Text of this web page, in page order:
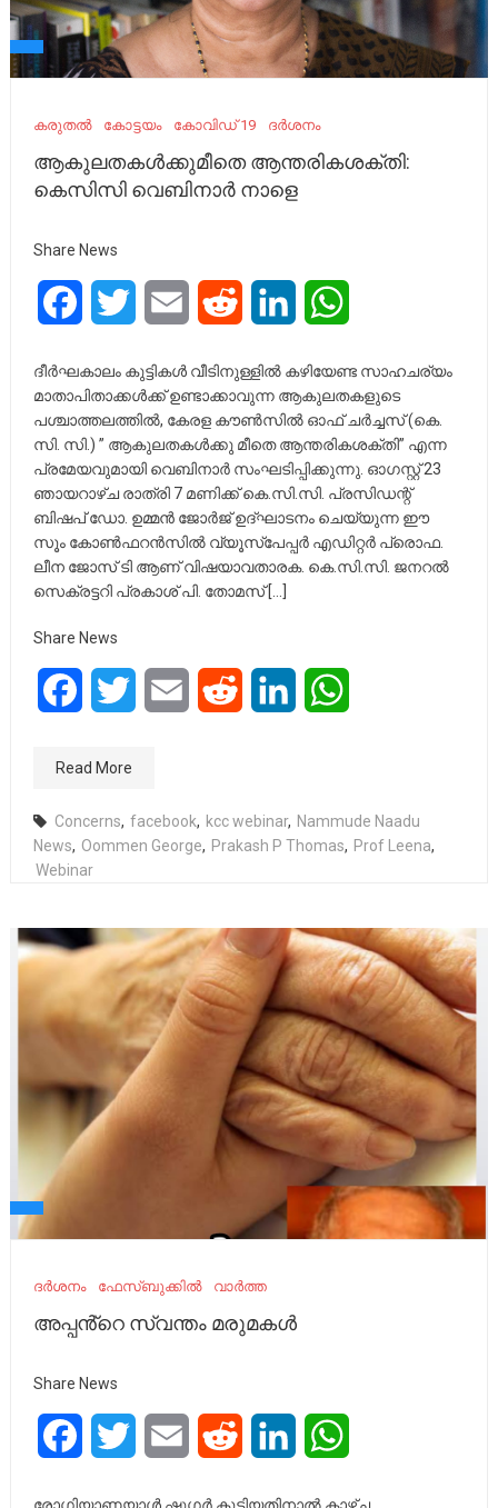
കരുതൽ കോട്ടയം കോവിഡ് 19 ദർശനം
ആകുലതകൾക്കുമീതെ ആന്തരികശക്തി:
കെസിസി വെബിനാർ നാളെ
Share News
FacebookTwitter Email Reddit LinkedIn
ദീർഘകാലം കുട്ടികൾ വീടിനുള്ളിൽ കഴിയേണ്ട സാഹചര്യം
മാതാപിതാക്കൾക്ക് ഉണ്ടാക്കാവുന്ന ആകുലതകളുടെ
പശ്ചാത്തലത്തിൽ, കേരള കൗൺസിൽ ഓഫ് ചർച്ചസ് (കെ.
സി. സി.) ” ആകുലതകൾക്കു മീതെ ആന്തരികശക്തി” എന്ന
പ്രമേയവുമായി വെബിനാർ സംഘടിപ്പിക്കുന്നു. ഓഗസ്റ്റ് 23
ഞായറാഴ്ച രാത്രി 7 മണിക്ക് കെ.സി.സി. പ്രസിഡന്റ്
ബിഷപ് ഡോ. ഉമ്മൻ ജോർജ് ഉദ്ഘാടനം ചെയ്യുന്ന ഈ
സൂം കോൺഫറൻസിൽ വ്യൂസ്പേപ്പർ എഡിറ്റർ പ്രൊഫ.
ലീന ജോസ് ടി ആണ് വിഷയാവതാരക. കെ.സി.സി. ജനറൽ
സെക്രട്ടറി പ്രകാശ് പി. തോമസ് […]
Share News
FacebookTwitter Email Reddit LinkedIn
Read More
Concerns, facebook, kcc webinar, Nammude Naadu
News, Oommen George, Prakash P Thomas, Prof Leena,
Webinar
ദർശനം ഫേസ്ബുക്കിൽ വാർത്ത
അപ്പൻ്റെ സ്വന്തം മരുമകൾ
Share News
FacebookTwitter Email Reddit LinkedIn